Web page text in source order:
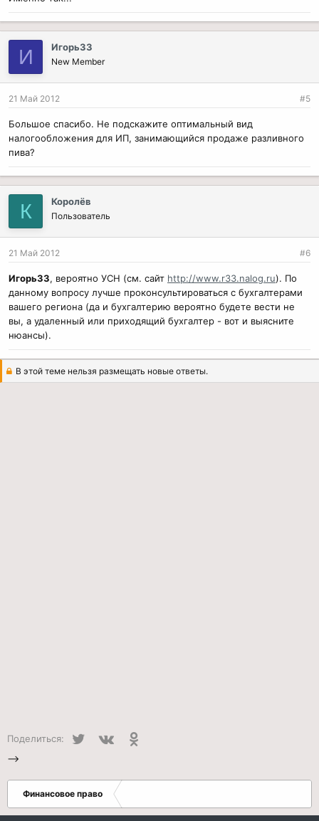
И Игорь33
New Member
21 Май 2012 #5
Большое спасибо. Не подскажите оптимальный вид
налогообложения для ИП, занимающийся продаже разливного
пива?
К Королёв
Пользователь
21 Май 2012 #6
Игорь33, вероятно УСН (см. сайт http://www.r33.nalog.ru). По
данному вопросу лучше проконсультироваться с бухгалтерами
вашего региона (да и бухгалтерию вероятно будете вести не
вы, а удаленный или приходящий бухгалтер - вот и выясните
нюансы).
В этой теме нельзя размещать новые ответы.
Поделиться: Twitter
-->
Финансовое право